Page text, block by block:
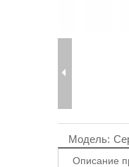
Модель:
Описание